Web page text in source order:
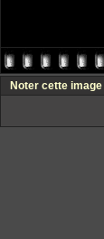
Noter cette image